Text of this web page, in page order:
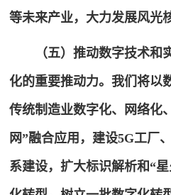
等未来产业，大力发展风光
（五）推动数字技术
化的重要推动力。我们将以
传统制造业数字化、网络化
网”融合应用，建设5G工厂
系建设，扩大标识解析和“